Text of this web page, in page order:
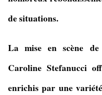
de situations.
La mise en scène de
Caroline Stefanucci
enrichis par une